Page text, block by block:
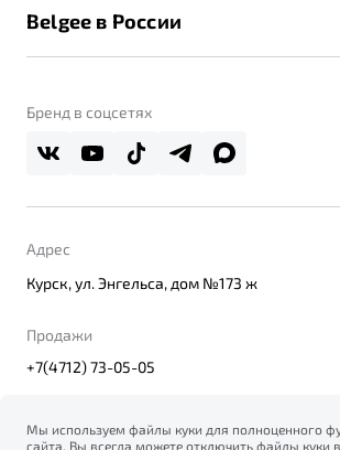
Помощь на дорогах
Belgee Линк
Контакты
Belgee в России
О дилерском центре
Правовая информация
Бренд в соцсетях
Адрес
Курск, ул. Энгельса, дом №173 ж
Продажи
+7(4712) 73-05-05
Мы используем файлы куки для полноценного
сайта. Вы всегда можете отключить файлы куки